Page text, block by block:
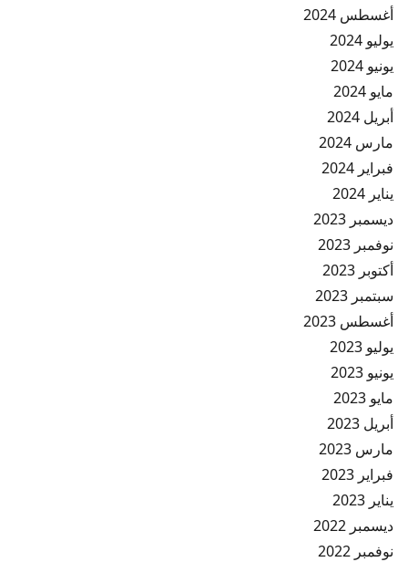
أغسطس 2024
يوليو 2024
يونيو 2024
مايو 2024
أبريل 2024
مارس 2024
فبراير 2024
يناير 2024
ديسمبر 2023
نوفمبر 2023
أكتوبر 2023
سبتمبر 2023
أغسطس 2023
يوليو 2023
يونيو 2023
مايو 2023
أبريل 2023
مارس 2023
فبراير 2023
يناير 2023
ديسمبر 2022
نوفمبر 2022